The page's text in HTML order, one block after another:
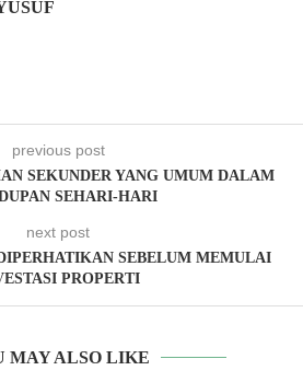
previous post
SEKUNDER YANG UMUM DALAM
SEHARI-HARI
next post
SEBELUM MEMULAI
PROPERTI
MAY ALSO LIKE